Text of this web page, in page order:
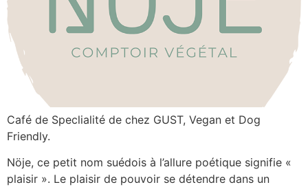
Café de Speclialité de chez GUST, Vegan et Dog
Friendly.
Nöje, ce petit nom suédois à l’allure poétique signifie «
plaisir ». Le plaisir de pouvoir se détendre dans un